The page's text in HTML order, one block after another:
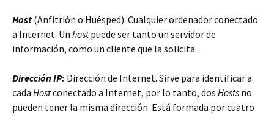
Host (Anfitrión o Huésped): Cualquier ordenador conectado
a Internet. Un host puede ser tanto un servidor de
información, como un cliente que la solicita.
Dirección IP: Dirección de Internet. Sirve para identificar a
cada Hostconectado a Internet, por lo tanto, dos Hosts no
pueden tener la misma dirección. Está formada por cuatro